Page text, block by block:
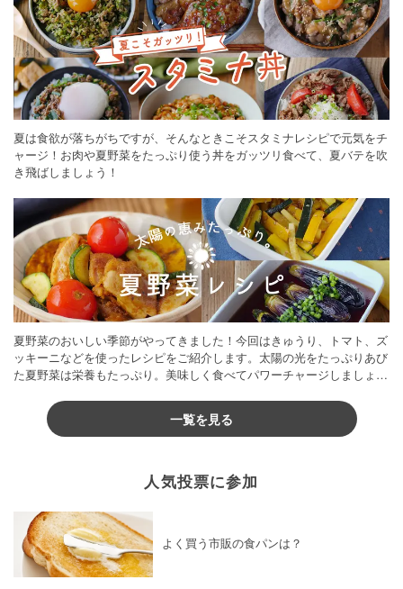
夏は食欲が落ちがちですが、そんなときこそスタミナレシピで元気をチ
ャージ！お肉や夏野菜をたっぷり使う丼をガッツリ食べて、夏バテを吹
き飛ばしましょう！
夏野菜のおいしい季節がやってきました！今回はきゅうり、トマト、ズ
ッキーニなどを使ったレシピをご紹介します。太陽の光をたっぷりあび
た夏野菜は栄養もたっぷり。美味しく食べてパワーチャージしましょう
一覧を見る
人気投票に参加
よく買う市販の食パンは？